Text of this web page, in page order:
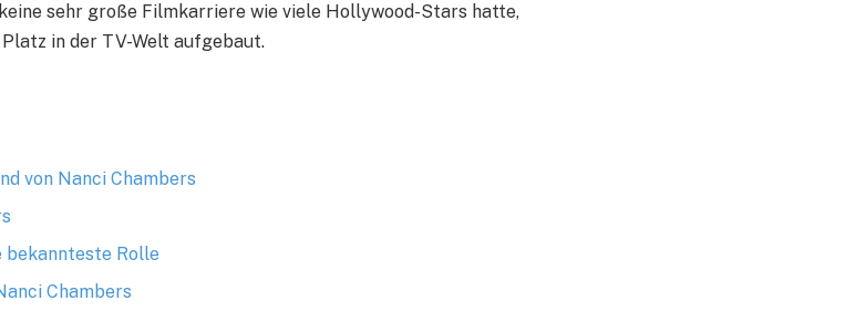
sehr große Filmkarriere wie viele Hollywood-Stars hatte,
in der TV-Welt aufgebaut.
von Nanci Chambers
bekannteste Rolle
Chambers